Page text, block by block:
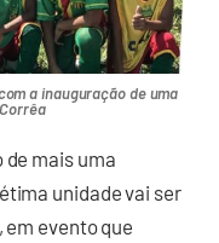
a inauguração de uma
mais uma
unidade vai ser
evento que